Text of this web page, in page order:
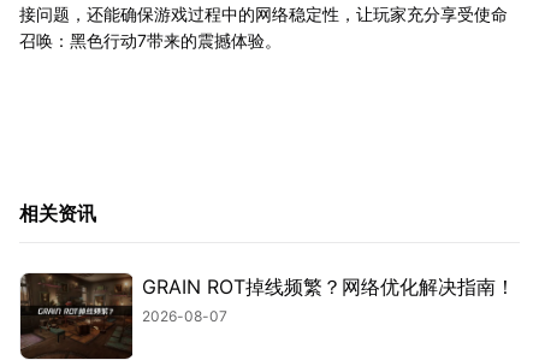
接问题，还能确保游戏过程中的网络稳定性，让玩家充分享受使命
召唤：黑色行动7带来的震撼体验。
相关资讯
GRAIN ROT掉线频繁？网络优化解决指南！
2026-08-07